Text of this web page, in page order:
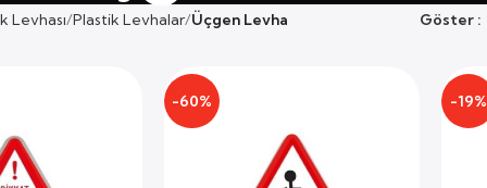
Levhası Plastik Levhalar Üçgen Levha Göster
-60% -19%